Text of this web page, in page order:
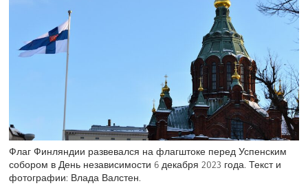
Флаг Финляндии развевался на флагштоке перед Успенским
собором в День независимости 6 декабря 2023 года. Текст и
фотографии: Влада Валстен.